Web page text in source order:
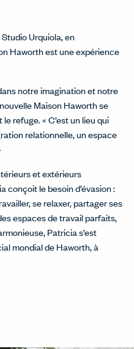
Urquiola, en
Haworth est une expérience
notre imagination et notre
Maison Haworth se
refuge. « C’est un lieu qui
relationnelle, un espace
et extérieurs
conçoit le besoin d’évasion :
se relaxer, partager ses
espaces de travail parfaits,
Patricia s’est
mondial de Haworth, à